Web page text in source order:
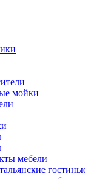
мойки
мебели